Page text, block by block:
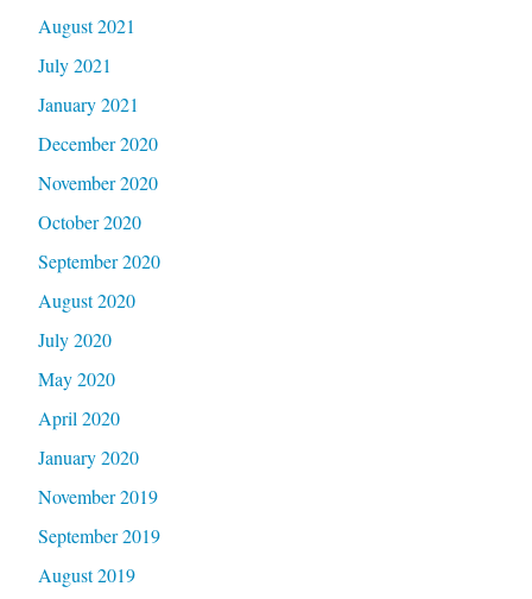
August 2021
July 2021
January 2021
December 2020
November 2020
October 2020
September 2020
August 2020
July 2020
May 2020
April 2020
January 2020
November 2019
September 2019
August 2019